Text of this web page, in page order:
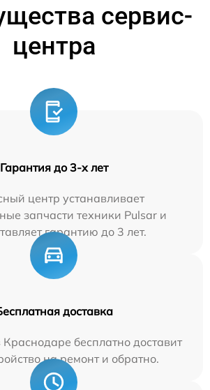
сервис-
центра
Гарантия до 3-х лет
центр устанавливает
запчасти техники Pulsar и
гарантию до 3 лет.
доставка
бесплатно доставит
на ремонт и обратно.